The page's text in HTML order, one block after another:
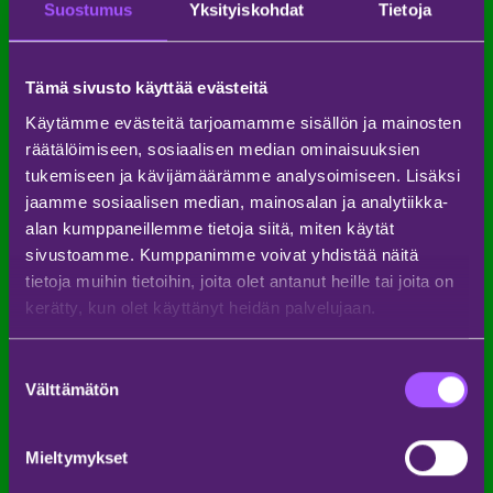
Suostumus Yksityiskohdat Tietoja
Tämä sivusto käyttää evästeitä
Käytämme evästeitä tarjoamamme sisällön ja mainosten
räätälöimiseen, sosiaalisen median ominaisuuksien
tukemiseen ja kävijämäärämme analysoimiseen. Lisäksi
jaamme sosiaalisen median, mainosalan ja analytiikka-
alan kumppaneillemme tietoja siitä, miten käytät
sivustoamme. Kumppanimme voivat yhdistää näitä
tietoja muihin tietoihin, joita olet antanut heille tai joita on
kerätty, kun olet käyttänyt heidän palvelujaan.
valinta
Välttämätön
Mieltymykset
päähän festivaalialueesta.
Weekend Festivalin aikana HSL saattaa järjestää
helpottavat liikkumista. Näistä kannattaa tarkistaa
ajantasainen tieto lähempänä elokuun 2025
festivaalia. Varaudu siihen, että etenkin festivaalin
päättymisaikoihin julkinen liikenne voi olla
tavallista ruuhkaisempaa.
Jos tulet junalla Helsinkiin, juna-asemalta pääsee
kätevästi jatkamaan festivaalialueelle
hyödyntämällä edellä mainittuja bussiyhteyksiä.
Viikonloppuisin kannattaa huomioida, että
vuorovälit saattavat olla hieman pidempiä kuin
arkisin.
Mitä kannattaa huomioida
julkisilla matkustaessa
Julkisilla kulkiessa Weekend Festivaliin
ennakkosuunnittelu on avain onnistuneeseen